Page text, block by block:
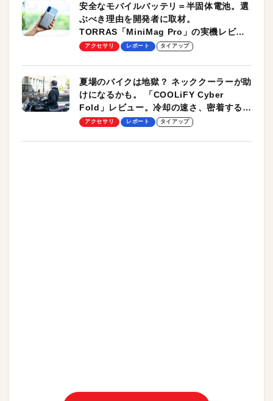
安全なモバイルバッテリ＝半固体電池。選
ぶべき理由を開発者に取材。
TORRAS「MiniMag Pro」の実機レビュ
ーも
アクセサリ レポート タイアップ
夏場のバイクは地獄？ ネッククーラーが助
けになるかも。 「COOLiFY Cyber
Fold」レビュー。冷却の速さ、密着する冷
却プレート、シンプルな操作性がグッド！
アクセサリ レポート タイアップ